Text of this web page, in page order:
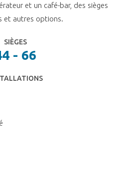
et un café-bar, des sièges
et autres options.
SIÈGES
- 66